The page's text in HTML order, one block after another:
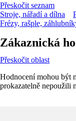
Přeskočit seznam
Stroje, nářadí a dílna
Frézy, rašple,
Zákaznická
Přeskočit oblast
Hodnocení mohou být
prokazatelně nepoužili